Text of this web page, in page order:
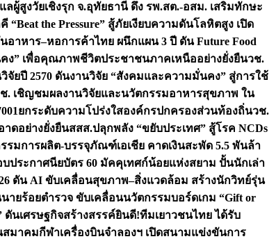
ผู้สูงวัยเชิงรุก จ.อุทัยธานี ดึง รพ.สต.-อสม. เสริมทักษะ
“Beat the Pressure” สู้ภัยเงียบความดันโลหิตสูง เปิด
อาหาร–หอการค้าไทย ผนึกแผน 3 ปี ดัน Future Food
ง” เพื่อคุณภาพชีวิตประชาชนภาคเหนืออย่างยั่งยืนวช.
วิจัยปี 2570 ดันงานวิจัย “สังคมและความมั่นคง” สู่การใช้
. เชิญชมผลงานวิจัยและนวัตกรรมอาหารสุขภาพ ใน
ยกระดับความโปร่งใสองค์กรปกครองส่วนท้องถิ่นวช.
ดอย่างยั่งยืนสสส.ปลุกพลัง “ขยับประเทศ” สู้โรค NCDs
รมการผลิต-บรรจุภัณฑ์เอเชีย คาดเงินสะพัด 5.5 พันล้า
ประกาศนียบัตร 60 มัคคุเทศก์น้อยแห่งสยาม ปั้นนักเล่า
ดัน AI ขับเคลื่อนสุขภาพ–สิ่งแวดล้อม สร้างนักวิทย์รุ่น
นายร้อยตำรวจ ขับเคลื่อนนวัตกรรมบอร์ดเกม “Gift or
นเศรษฐกิจสร้างสรรค์ยินดี!ทีมเยาวชนไทย ได้รับ
มาคมกีฬาเครื่องบินจำลองฯ เปิดสนามแข่งขันการ